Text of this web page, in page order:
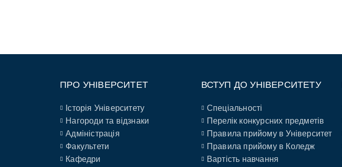
ПРО УНІВЕРСИТЕТ
Історія Університету
Нагороди та відзнаки
Адміністрація
Факультети
Кафедри
ВСТУП ДО УНІВЕРСИТЕТУ
Спеціальності
Перелік конкурсних предметів
Правила прийому в Університет
Правила прийому в Коледж
Вартість навчання